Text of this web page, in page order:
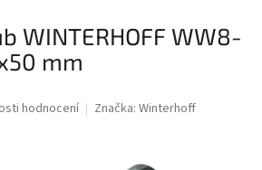
WINTERHOFF WW8-
mm
hodnocení Značka: Winterhoff